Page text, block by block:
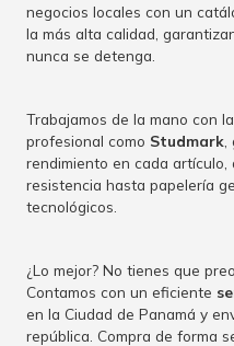
negocios locales con un
la más alta calidad,
nunca se detenga.
Trabajamos de la mano con
profesional como Studmark
rendimiento en cada
resistencia hasta papelería
tecnológicos.
¿Lo mejor? No tienes que
Contamos con un eficiente
en la Ciudad de Panamá y
república. Compra de forma